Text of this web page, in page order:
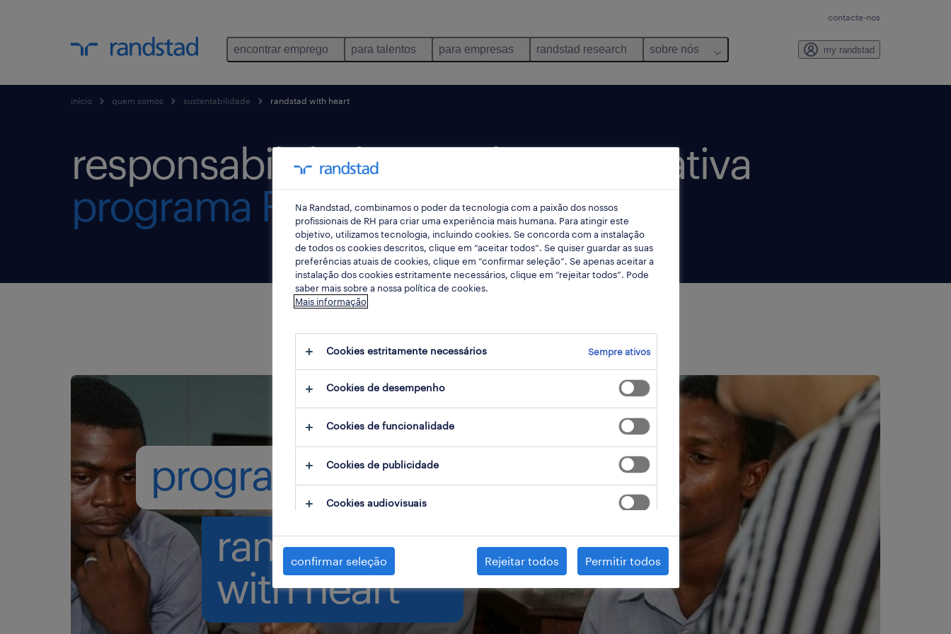
contacte-nos
encontrar emprego para talentos para empresas randstad research sobre nós my randstad
início quem somos sustentabilidade randstad with heart
responsabilidade social e corporativa
programa Randstad With Heart
programa
randstad
with heart
Na Randstad, combinamos o poder da tecnologia com a paixão dos nossos
profissionais de RH para criar uma experiência mais humana. Para atingir este
objetivo, utilizamos tecnologia, incluindo cookies. Se concorda com a instalação
de todos os cookies descritos, clique em “aceitar todos”. Se quiser guardar as suas
preferências atuais de cookies, clique em “confirmar seleção”. Se apenas aceitar a
instalação dos cookies estritamente necessários, clique em “rejeitar todos”. Pode
saber mais sobre a nossa política de cookies.
Mais informação
Cookies estritamente necessários Sempre ativos
Cookies de desempenho
Cookies de funcionalidade
Cookies de publicidade
Cookies audiovisuais
confirmar seleção Rejeitar todos Permitir todos